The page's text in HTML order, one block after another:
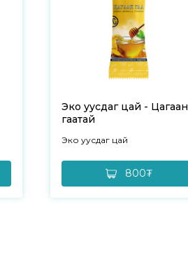
Эко уусдаг цай - Цагаан
гаатай
Эко уусдаг цай
800₮